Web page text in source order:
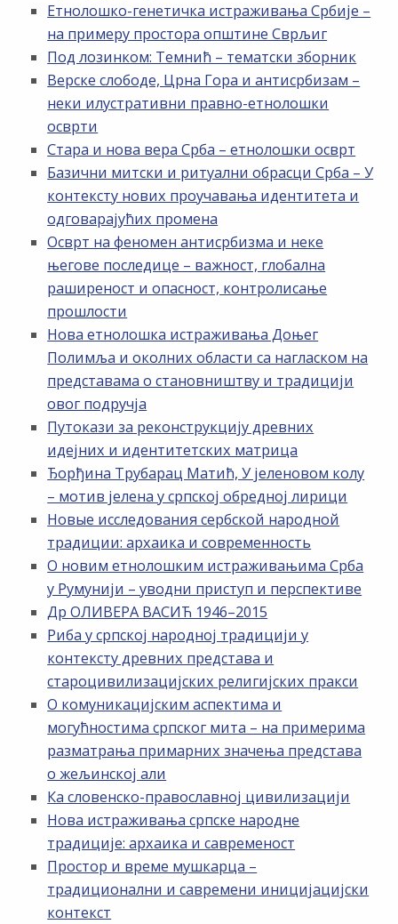
Етнолошко-генетичка истраживања Србије –
на примеру простора општине Сврљиг
Под лозинком: Темнић – тематски зборник
Верске слободе, Црна Гора и антисрбизам –
неки илустративни правно-етнолошки
осврти
Стара и нова вера Срба – етнолошки осврт
Базични митски и ритуални обрасци Срба – У
контексту нових проучавања идентитета и
одговарајућих промена
Осврт на феномен антисрбизма и неке
његове последице – важност, глобална
раширеност и опасност, контролисање
прошлости
Нова етнолошка истраживања Доњег
Полимља и околних области са нагласком на
представама о становништву и традицији
овог подручја
Путокази за реконструкцију древних
идејних и идентитетских матрица
Ђорђина Трубарац Матић, У јеленовом колу
– мотив јелена у српској обредној лирици
Новые исследования сербской народной
традиции: архаика и современность
О новим етнолошким истраживањима Срба
у Румунији – уводни приступ и перспективе
Др ОЛИВЕРА ВАСИЋ 1946–2015
Риба у српској народној традицији у
контексту древних представа и
староцивилизацијских религијских пракси
О комуникацијским аспектима и
могућностима српског мита – на примерима
разматрања примарних значења представа
о жељинској али
Ка словенско-православној цивилизацији
Нова истраживања српске народне
традиције: архаика и савременост
Простор и време мушкарца –
традиционални и савремени иницијацијски
контекст